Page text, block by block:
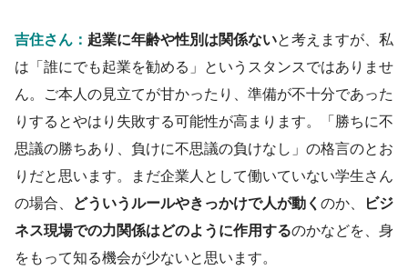
吉住さん： 起業に年齢や性別は関係ないと考えますが、 私
は「誰にでも起業を勧める」というスタンスではありませ
ん。
ご本人の見立てが甘かったり、準備が不十分であった
りするとやはり失敗する可能性が高まります。「勝ちに不
思議の勝ちあり、負けに不思議の負けなし」の格言のとお
りだと思います。まだ企業人として働いていない学生さん
の場合、
どういうルールやきっかけで人が動く のか、
ビジ
ネス現場での力関係はどのように作用するのかなどを、身
をもって知る機会が少ないと思います。